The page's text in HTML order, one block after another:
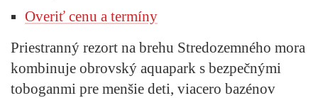
Overiť cenu a termíny
Priestranný rezort na brehu Stredozemného mora
kombinuje obrovský aquapark s bezpečnými
toboganmi pre menšie deti, viacero bazénov